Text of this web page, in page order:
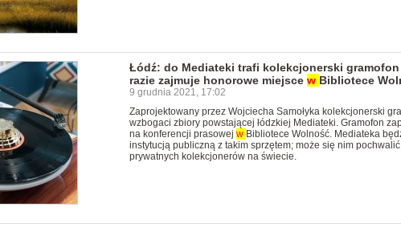
Łódź: do Mediateki trafi kolekcjonerski gramofon
razie zajmuje honorowe miejsce w Bibliotece
9 grudnia 2021, 17:02
Zaprojektowany przez Wojciecha Samołyka kolekcjonerski
wzbogaci zbiory powstającej łódzkiej Mediateki. Gramofon
na konferencji prasowej w Bibliotece Wolność. Mediateka
instytucją publiczną z takim sprzętem; może się nim
prywatnych kolekcjonerów na świecie.